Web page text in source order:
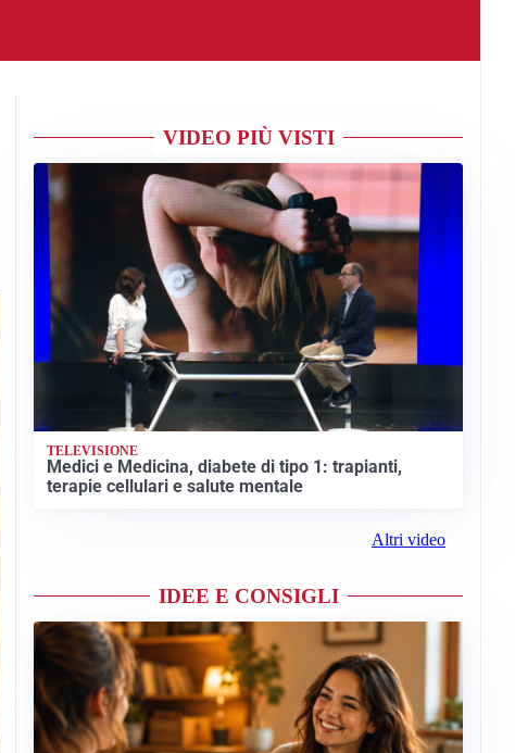
VIDEO PIÙ VISTI
TELEVISIONE
Medici e Medicina, diabete di tipo 1: trapianti,
terapie cellulari e salute mentale
Altri video
IDEE E CONSIGLI